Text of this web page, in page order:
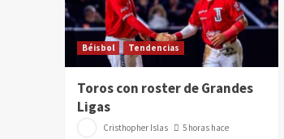
Béisbol Tendencias
Toros con roster de Grandes
Ligas
Cristhopher Islas 5 horas hace